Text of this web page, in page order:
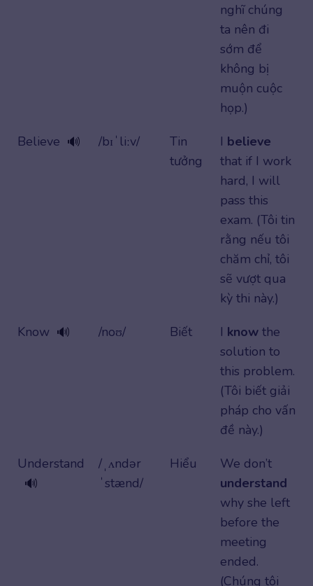
nghĩ chúng
ta nên đi
sớm để
không bị
muộn cuộc
họp.)
Believe 🔊 /bɪˈliːv/
Tin
tưởng
I believe
that if I work
hard, I will
pass this
exam. (Tôi tin
rằng nếu tôi
chăm chỉ, tôi
sẽ vượt qua
kỳ thi này.)
Know 🔊 /noʊ/ Biết I know the
solution to
this problem.
(Tôi biết giải
pháp cho vấn
đề này.)
Understand
🔊
/ˌʌndər
ˈstænd/
Hiểu
We don’t
understand
why she left
before the
meeting
ended.
(Chúng tôi